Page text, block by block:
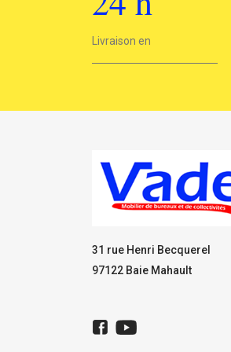
Livraison en
31 rue Henri Becquerel
97122 Baie Mahault